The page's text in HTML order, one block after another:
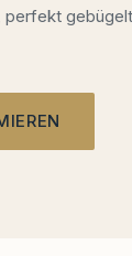
perfekt